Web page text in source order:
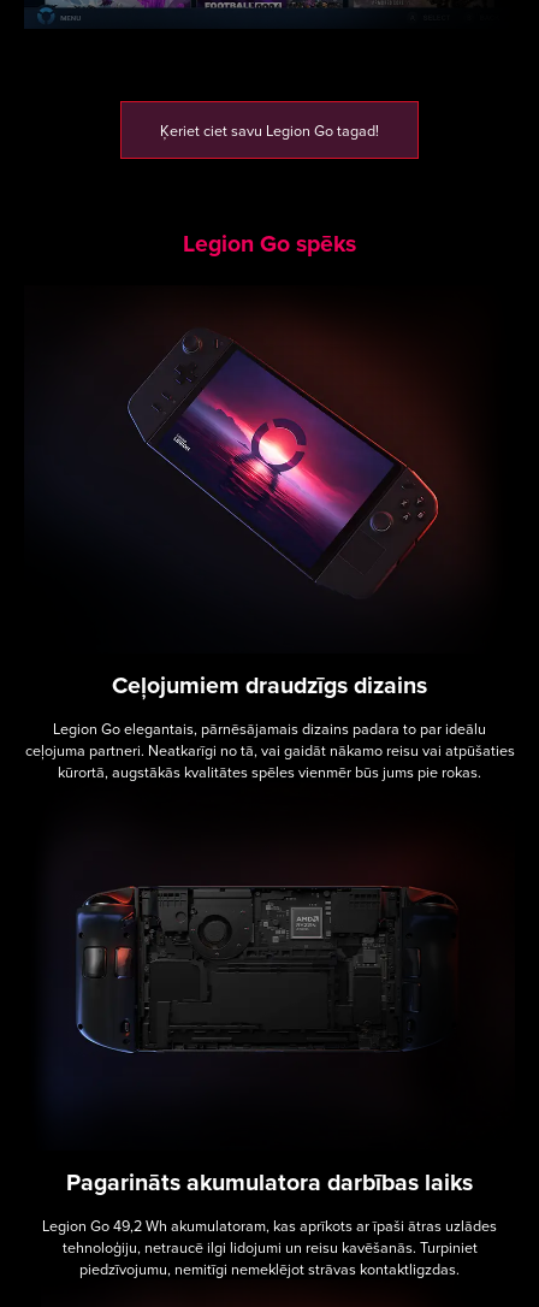
Ķeriet ciet savu Legion Go tagad!
Legion Go spēks
Ceļojumiem draudzīgs dizains
Legion Go elegantais, pārnēsājamais dizains padara to par ideālu
ceļojuma partneri. Neatkarīgi no tā, vai gaidāt nākamo reisu vai atpūšaties
kūrortā, augstākās kvalitātes spēles vienmēr būs jums pie rokas.
Pagarināts akumulatora darbības laiks
Legion Go 49,2 Wh akumulatoram, kas aprīkots ar īpaši ātras uzlādes
tehnoloģiju, netraucē ilgi lidojumi un reisu kavēšanās. Turpiniet
piedzīvojumu, nemitīgi nemeklējot strāvas kontaktligzdas.